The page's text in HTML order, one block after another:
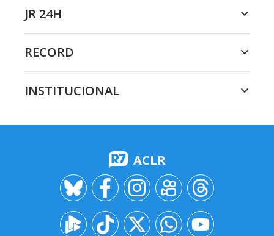
JR 24H
RECORD
INSTITUCIONAL
ACLR